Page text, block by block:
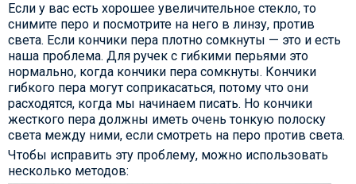
Если у вас есть хорошее увеличительное стекло, то
снимите перо и посмотрите на него в линзу, против
света. Если кончики пера плотно сомкнуты — это и есть
наша проблема. Для ручек с гибкими перьями это
нормально, когда кончики пера сомкнуты. Кончики
гибкого пера могут соприкасаться, потому что они
расходятся, когда мы начинаем писать. Но кончики
жесткого пера должны иметь очень тонкую полоску
света между ними, если смотреть на перо против света.
Чтобы исправить эту проблему, можно использовать
несколько методов: